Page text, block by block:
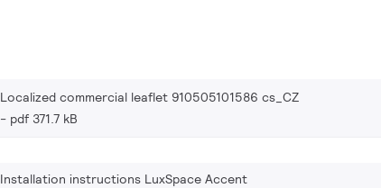
Localized commercial leaflet 910505101586 cs_CZ
pdf 371.7 kB
Installation instructions LuxSpace Accent